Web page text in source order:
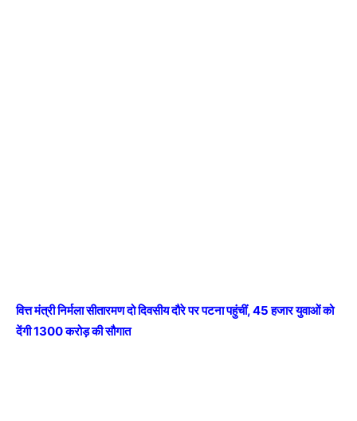
वित्त मंत्री निर्मला सीतारमण दो दिवसीय दौरे पर पटना पहुंचीं, 45 हजार युवाओं को
देंगी 1300 करोड़ की सौगात